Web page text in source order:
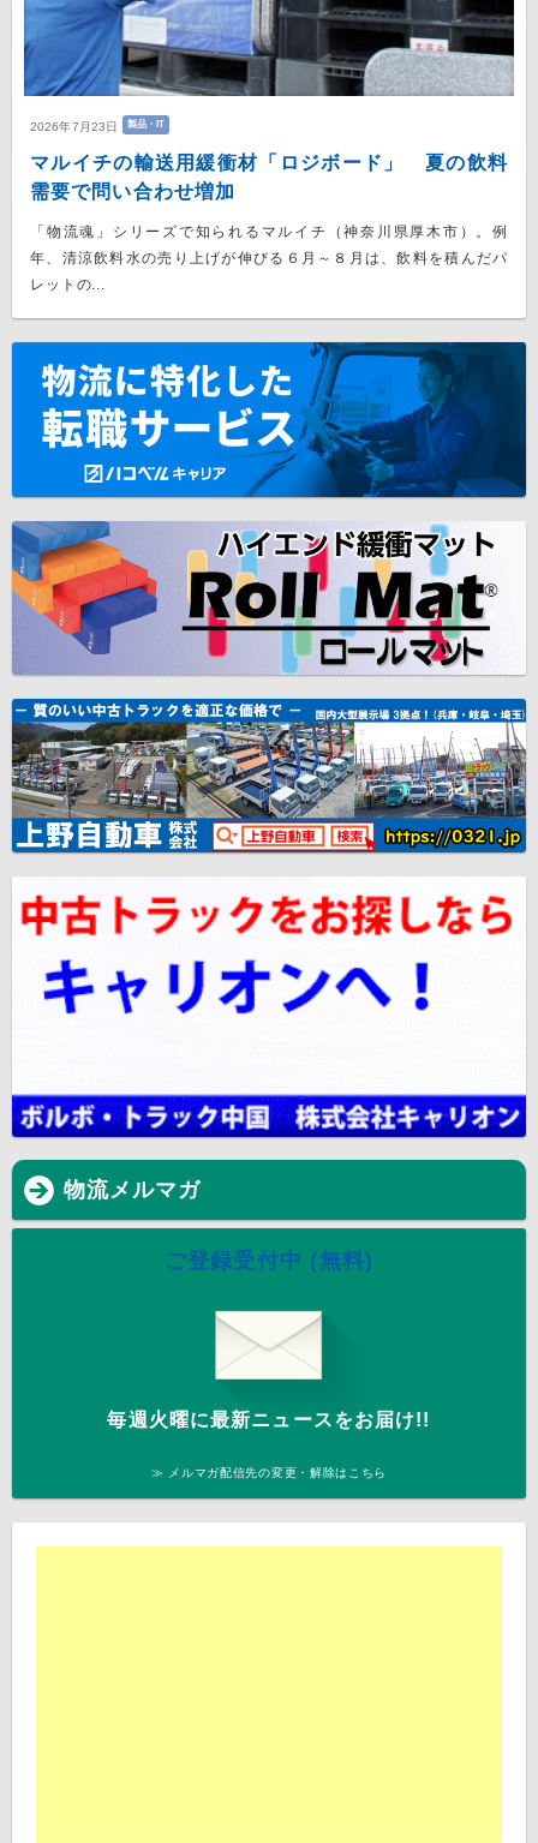
2026年7月23日 製品・IT
マルイチの輸送用緩衝材「ロジボード」 夏の飲料
需要で問い合わせ増加
「物流魂」シリーズで知られるマルイチ（神奈川県厚木市）。例
年、清涼飲料水の売り上げが伸びる６月～８月は、飲料を積んだパ
レットの...
物流メルマガ
ご登録受付中 (無料)
毎週火曜に最新ニュースをお届け!!
≫ メルマガ配信先の変更・解除はこちら